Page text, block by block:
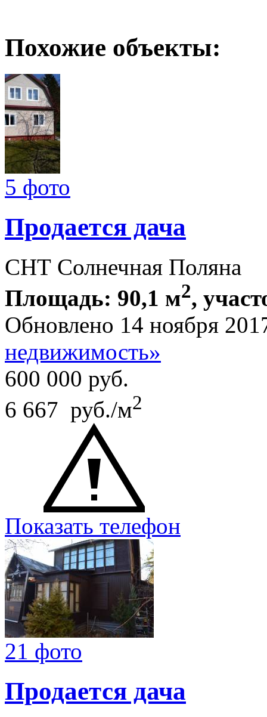
Похожие объекты:
5 фото
Продается дача
СНТ Солнечная Поляна
Площадь: 90,1 м2,
Обновлено 14 ноября
недвижимость»
600 000 руб.
6 667 руб./м2
Показать телефон
21 фото
Продается дача